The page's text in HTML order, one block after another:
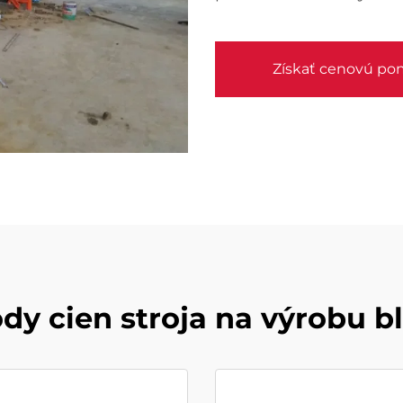
Získať cenovú
cien stroja na výrobu